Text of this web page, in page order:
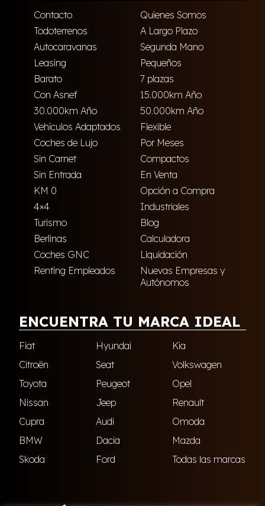
Contacto
Quienes Somos
Todoterrenos
A Largo Plazo
Autocaravanas
Segunda Mano
Leasing
Pequeños
Barato
7 plazas
Con Asnef
15.000km Año
30.000km Año
50.000km Año
Vehículos Adaptados
Flexible
Coches de Lujo
Por Meses
Sin Carnet
Compactos
Sin Entrada
En Venta
KM 0
Opción a Compra
4×4
Industriales
Turismo
Blog
Berlinas
Calculadora
Coches GNC
Liquidación
Renting Empleados
Nuevas Empresas y
Autónomos
ENCUENTRA TU MARCA IDEAL
Fiat Hyundai
Kia
Citroën
Seat
Volkswagen
Toyota
Peugeot
Opel
Nissan
Jeep
Renault
Cupra
Audi
Omoda
BMW
Dacia
Mazda
Skoda
Ford Todas las marcas